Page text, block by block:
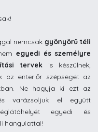
nemcsak gyönyörű téli
egyedi és személyre
tervek is készülnek,
az enteriőr szépségét az
Ne hagyja ki ezt az
varázsoljuk el együtt
egyedi és
hangulattal!